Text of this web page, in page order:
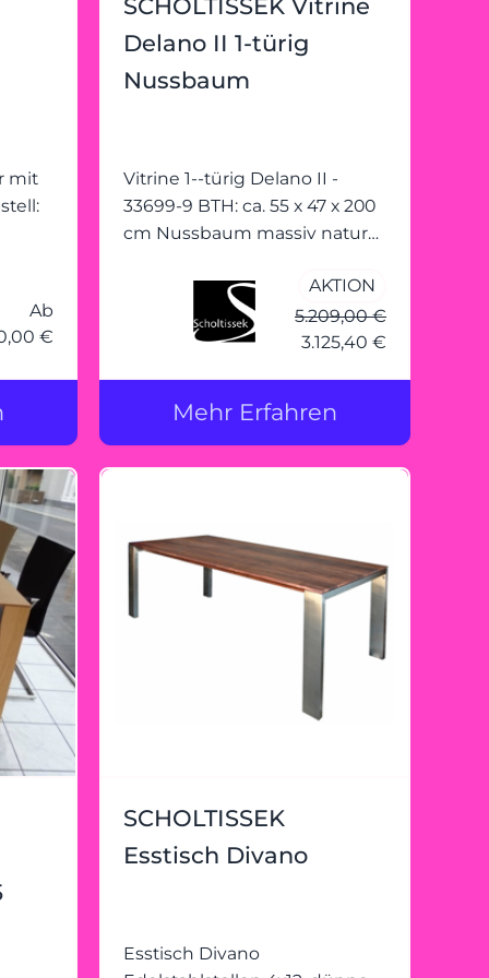
mit
Ab
€
SCHOLTISSEK Vitrine
Delano II 1-türig
Nussbaum
Vitrine 1--türig Delano II -
33699-9 BTH: ca. 55 x 47 x 200
cm Nussbaum massiv natur
weiss glänzend (MP) Seiten
(MP) mit 1 Tür (rechts
AKTION
5.209,00 €
3.125,40 €
Mehr Erfahren
SCHOLTISSEK
Esstisch Divano
Esstisch Divano